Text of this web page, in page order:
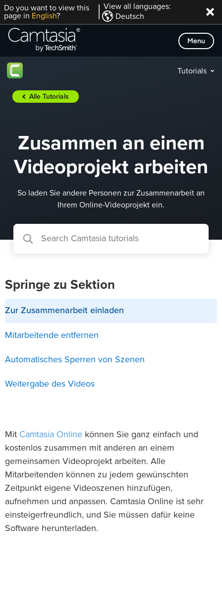
Direkt
zum
Inhalt
Do you want to view this
page in English?
View all languages:
Deutsch
Menu
Tutorials
Alle Tutorials
Zusammen an einem
Videoprojekt arbeiten
So laden Sie andere Personen zur Zusammenarbeit an
Ihrem Online-Videoprojekt ein.
Mit Camtasia Online können Sie ganz einfach und
kostenlos zusammen mit anderen an einem
gemeinsamen Videoprojekt arbeiten. Alle
Mitarbeitenden können zu jedem gewünschten
Zeitpunkt eigene Videoszenen hinzufügen,
aufnehmen und anpassen. Camtasia Online ist sehr
einsteigerfreundlich, und Sie müssen dafür keine
Software herunterladen.
Springe zu Sektion
Zur Zusammenarbeit einladen
Mitarbeitende entfernen
Automatisches Sperren von Szenen
Weitergabe des Videos